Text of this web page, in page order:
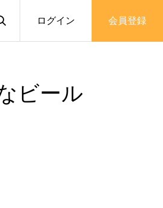
ログイン 会員登録
ビール